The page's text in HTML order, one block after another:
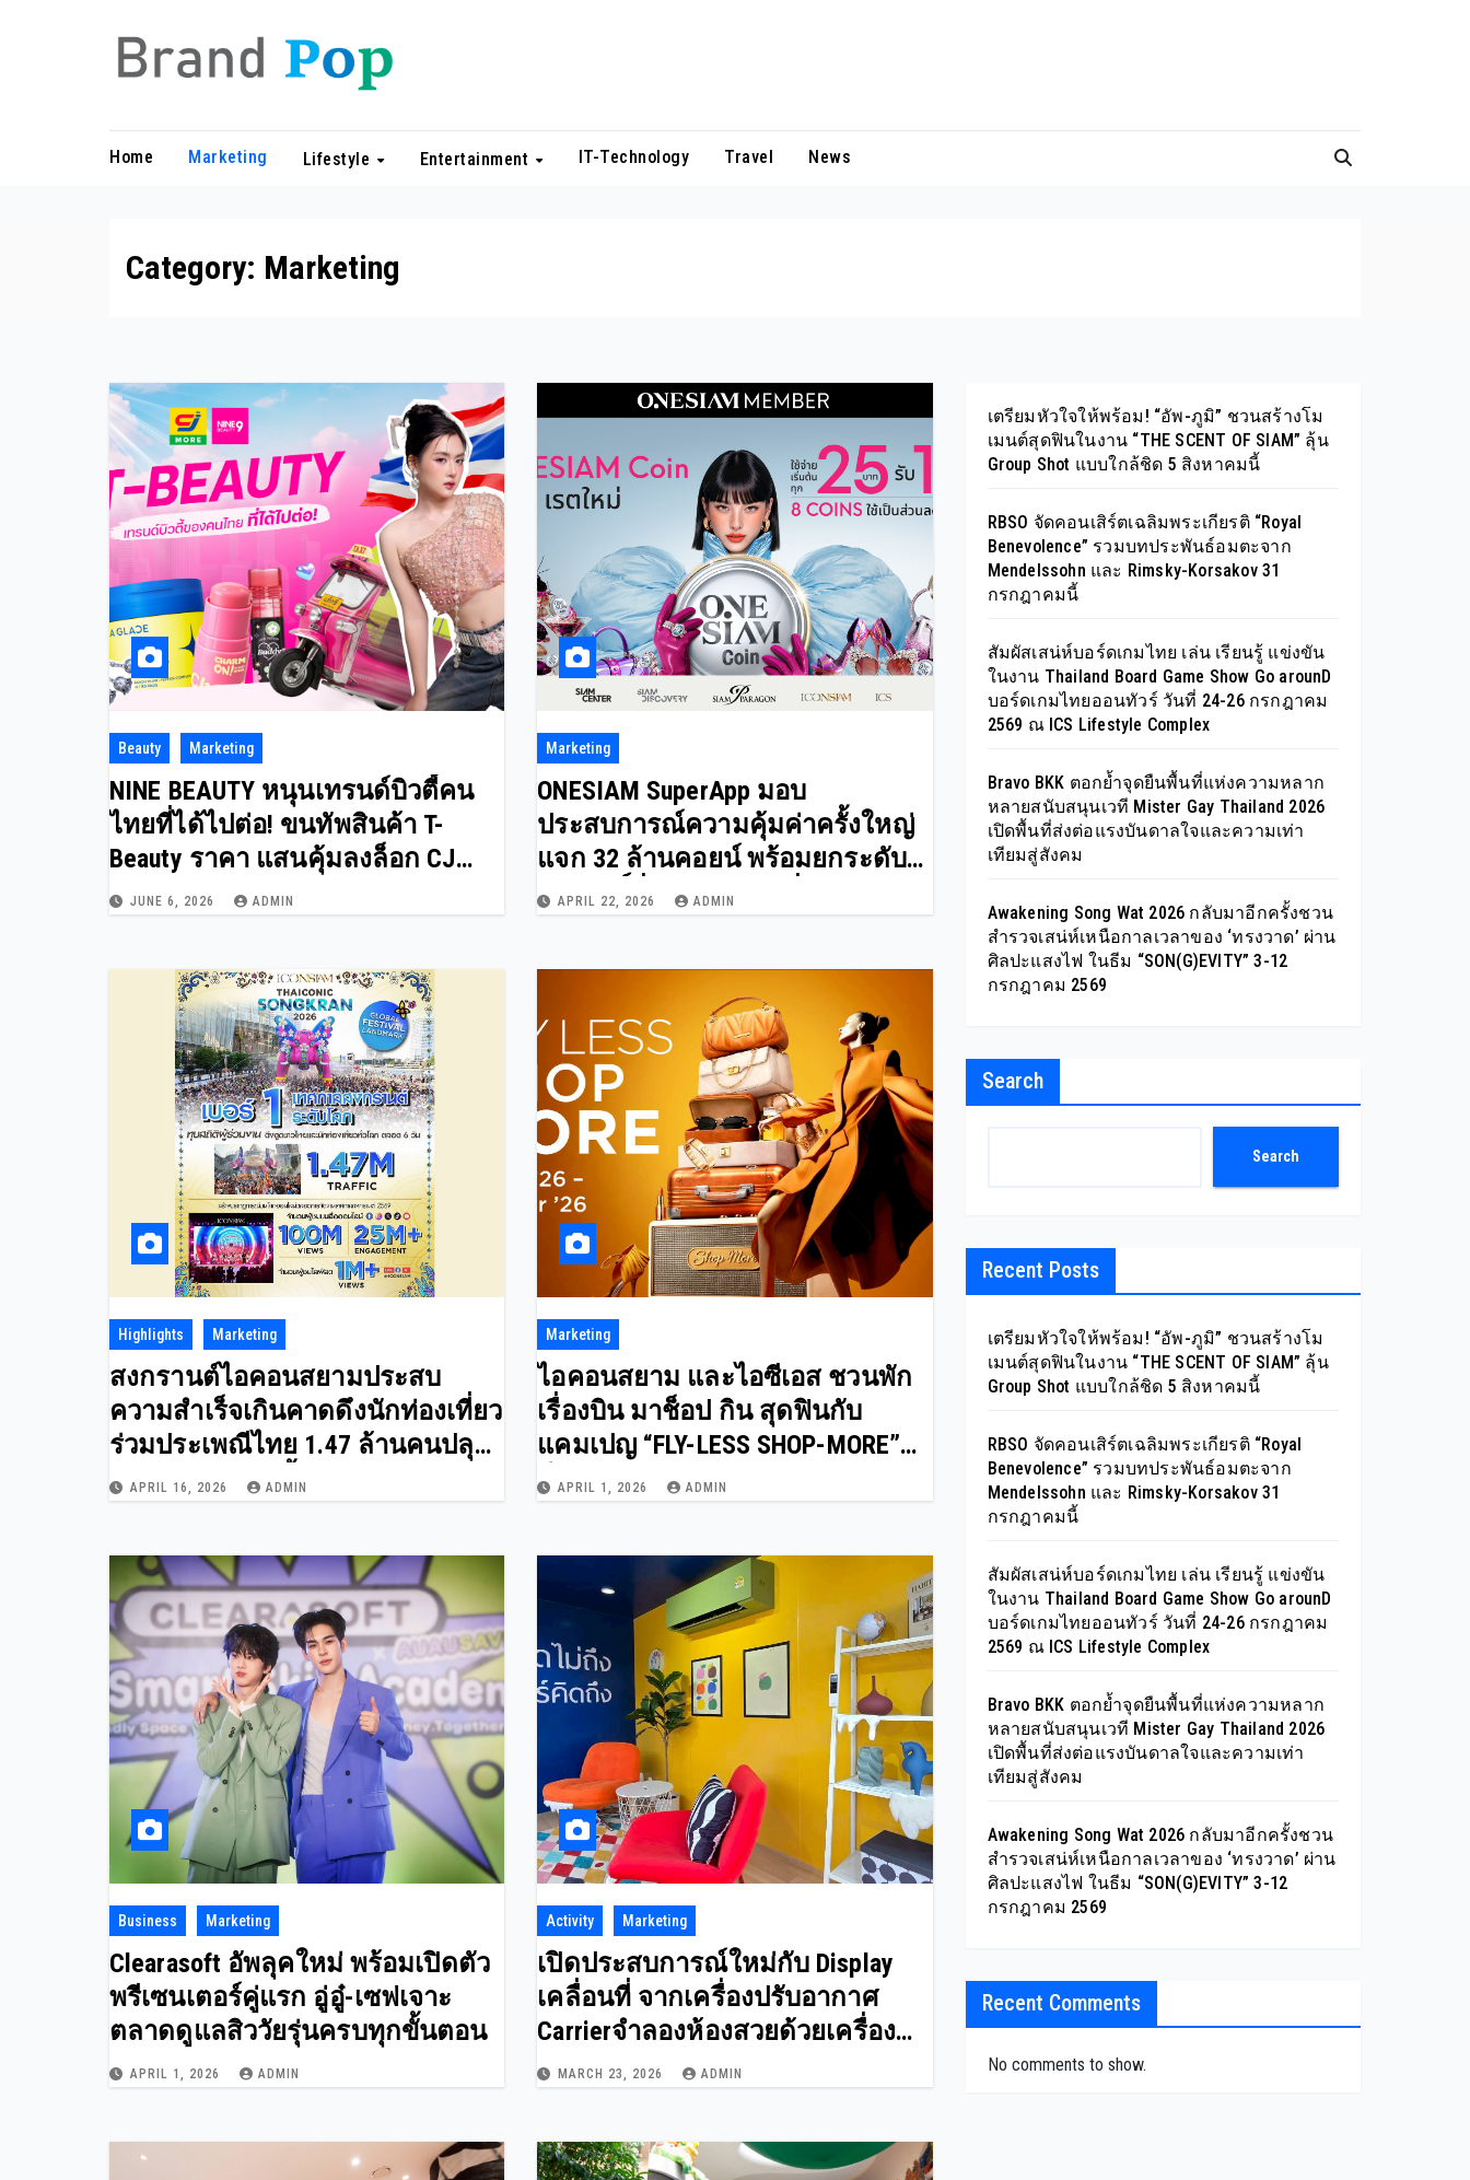
Home Marketing Lifestyle Entertainment IT-Technology Travel News
Category: Marketing
Beauty Marketing
NINE BEAUTY หนุนเทรนด์บิวตี้คน
ไทยที่ได้ไปต่อ! ขนทัพสินค้า T-
Beauty ราคา แสนคุ้มลงล็อก CJ
MORE
JUNE 6, 2026 ADMIN
Marketing
ONESIAM SuperApp มอบ
ประสบการณ์ความคุ้มค่าครั้งใหญ่
แจก 32 ล้านคอยน์ พร้อมยกระดับ
เอกสิทธิ์ที่ออกแบบมาเพื่อ “คุณ”
APRIL 22, 2026 ADMIN
Highlights Marketing
สงกรานต์ไอคอนสยามประสบ
ความสำเร็จเกินคาดดึงนักท่องเที่ยว
ร่วมประเพณีไทย 1.47 ล้านคนปลุก
เศรษฐกิจริมแม่น้ำ กระตุ้นยอดขาย
APRIL 16, 2026 ADMIN
Marketing
ไอคอนสยาม และไอซีเอส ชวนพัก
เรื่องบิน มาช็อป กิน สุดฟินกับ
แคมเปญ “FLY-LESS SHOP-MORE”
ช็อปสนุกรับสิทธิพิเศษสุดคุ้ม ตลอด
APRIL 1, 2026 ADMIN
Business Marketing
Clearasoft อัพลุคใหม่ พร้อมเปิดตัว
พรีเซนเตอร์คู่แรก อู่อู๋-เซฟเจาะ
ตลาดดูแลสิววัยรุ่นครบทุกขั้นตอน
APRIL 1, 2026 ADMIN
Activity Marketing
เปิดประสบการณ์ใหม่กับ Display
เคลื่อนที่ จากเครื่องปรับอากาศ
Carrierจำลองห้องสวยด้วยเครื่อง
ปรับอากาศ Carrier รุ่น XInverter
MARCH 23, 2026 ADMIN
เตรียมหัวใจให้พร้อม! “อัพ-ภูมิ” ชวนสร้างโม
เมนต์สุดฟินในงาน “THE SCENT OF SIAM” ลุ้น
Group Shot แบบใกล้ชิด 5 สิงหาคมนี้
RBSO จัดคอนเสิร์ตเฉลิมพระเกียรติ “Royal
Benevolence” รวมบทประพันธ์อมตะจาก
Mendelssohn และ Rimsky-Korsakov 31
กรกฎาคมนี้
สัมผัสเสน่ห์บอร์ดเกมไทย เล่น เรียนรู้ แข่งขัน
ในงาน Thailand Board Game Show Go arounD
บอร์ดเกมไทยออนทัวร์ วันที่ 24-26 กรกฎาคม
2569 ณ ICS Lifestyle Complex
Bravo BKK ตอกย้ำจุดยืนพื้นที่แห่งความหลาก
หลายสนับสนุนเวที Mister Gay Thailand 2026
เปิดพื้นที่ส่งต่อแรงบันดาลใจและความเท่า
เทียมสู่สังคม
Awakening Song Wat 2026 กลับมาอีกครั้งชวน
สำรวจเสน่ห์เหนือกาลเวลาของ ‘ทรงวาด’ ผ่าน
ศิลปะแสงไฟ ในธีม “SON(G)EVITY” 3-12
กรกฎาคม 2569
Search
Search
Recent Posts
เตรียมหัวใจให้พร้อม! “อัพ-ภูมิ” ชวนสร้างโม
เมนต์สุดฟินในงาน “THE SCENT OF SIAM” ลุ้น
Group Shot แบบใกล้ชิด 5 สิงหาคมนี้
RBSO จัดคอนเสิร์ตเฉลิมพระเกียรติ “Royal
Benevolence” รวมบทประพันธ์อมตะจาก
Mendelssohn และ Rimsky-Korsakov 31
กรกฎาคมนี้
สัมผัสเสน่ห์บอร์ดเกมไทย เล่น เรียนรู้ แข่งขัน
ในงาน Thailand Board Game Show Go arounD
บอร์ดเกมไทยออนทัวร์ วันที่ 24-26 กรกฎาคม
2569 ณ ICS Lifestyle Complex
Bravo BKK ตอกย้ำจุดยืนพื้นที่แห่งความหลาก
หลายสนับสนุนเวที Mister Gay Thailand 2026
เปิดพื้นที่ส่งต่อแรงบันดาลใจและความเท่า
เทียมสู่สังคม
Awakening Song Wat 2026 กลับมาอีกครั้งชวน
สำรวจเสน่ห์เหนือกาลเวลาของ ‘ทรงวาด’ ผ่าน
ศิลปะแสงไฟ ในธีม “SON(G)EVITY” 3-12
กรกฎาคม 2569
Recent Comments
No comments to show.